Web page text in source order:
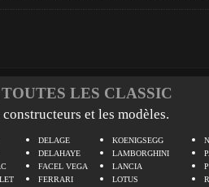
LES CLASSIC
et les modèles.
DELAGE
DELAHAYE
FACEL VEGA
FERRARI
KOENIGSEGG
LAMBORGHINI
LANCIA
LOTUS